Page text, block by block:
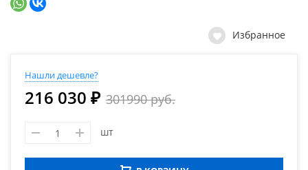
Избранное
Нашли дешевле?
216 030 ₽ 301990 руб.
шт